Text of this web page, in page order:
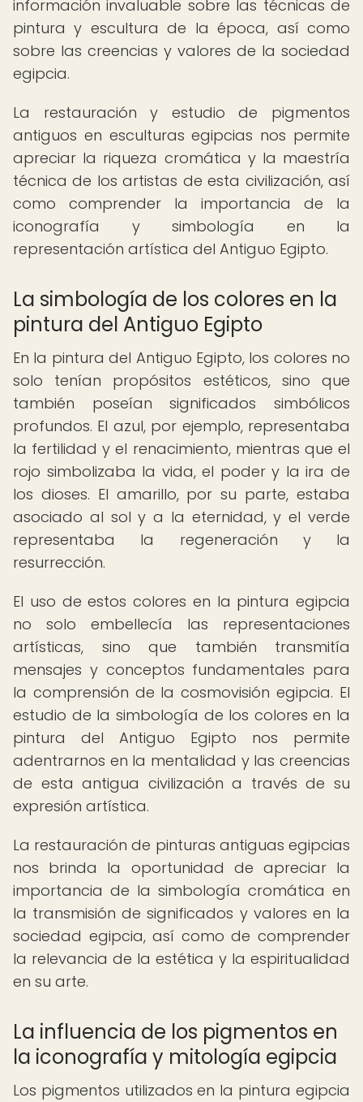
información invaluable sobre las técnicas de
pintura y escultura de la época, así como
sobre las creencias y valores de la sociedad
egipcia.
La restauración y estudio de pigmentos
antiguos en esculturas egipcias nos permite
apreciar la riqueza cromática y la maestría
técnica de los artistas de esta civilización, así
como comprender la importancia de la
iconografía y simbología en la
representación artística del Antiguo Egipto.
La simbología de los colores en la
pintura del Antiguo Egipto
En la pintura del Antiguo Egipto, los colores no
solo tenían propósitos estéticos, sino que
también poseían significados simbólicos
profundos. El azul, por ejemplo, representaba
la fertilidad y el renacimiento, mientras que el
rojo simbolizaba la vida, el poder y la ira de
los dioses. El amarillo, por su parte, estaba
asociado al sol y a la eternidad, y el verde
representaba la regeneración y la
resurrección.
El uso de estos colores en la pintura egipcia
no solo embellecía las representaciones
artísticas, sino que también transmitía
mensajes y conceptos fundamentales para
la comprensión de la cosmovisión egipcia. El
estudio de la simbología de los colores en la
pintura del Antiguo Egipto nos permite
adentrarnos en la mentalidad y las creencias
de esta antigua civilización a través de su
expresión artística.
La restauración de pinturas antiguas egipcias
nos brinda la oportunidad de apreciar la
importancia de la simbología cromática en
la transmisión de significados y valores en la
sociedad egipcia, así como de comprender
la relevancia de la estética y la espiritualidad
en su arte.
La influencia de los pigmentos en
la iconografía y mitología egipcia
Los pigmentos utilizados en la pintura egipcia